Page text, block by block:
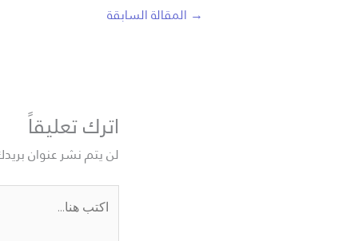
→ المقالة السابقة
اترك تعليقاً
لن يتم نشر عنوان
اكتب
هنا...